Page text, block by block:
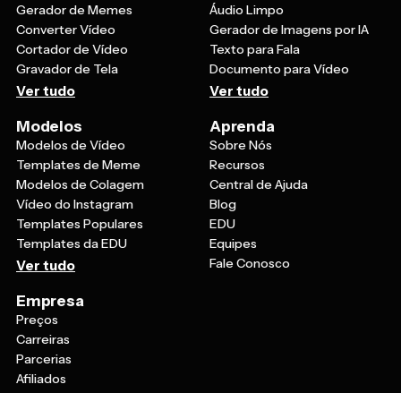
Gerador de Memes
Converter Vídeo
Cortador de Vídeo
Gravador de Tela
Ver tudo
Áudio Limpo
Gerador de Imagens por IA
Texto para Fala
Documento para Vídeo
Ver tudo
Modelos
Modelos de Vídeo
Templates de Meme
Modelos de Colagem
Vídeo do Instagram
Templates Populares
Templates da EDU
Ver tudo
Aprenda
Sobre Nós
Recursos
Central de Ajuda
Blog
EDU
Equipes
Fale Conosco
Empresa
Preços
Carreiras
Parcerias
Afiliados